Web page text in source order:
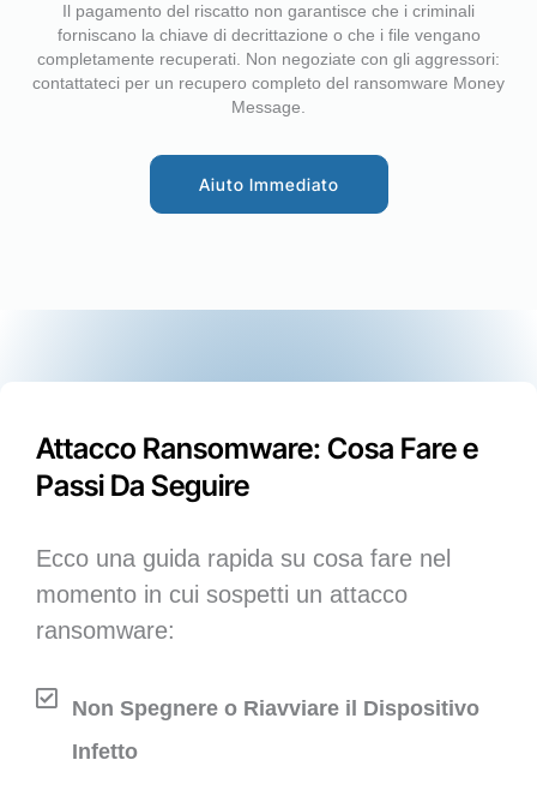
Il pagamento del riscatto non garantisce che i criminali
forniscano la chiave di decrittazione o che i file vengano
completamente recuperati. Non negoziate con gli aggressori:
contattateci per un recupero completo del ransomware Money
Message.
Aiuto Immediato
Attacco Ransomware: Cosa Fare e
Passi Da Seguire
Ecco una guida rapida su cosa fare nel
momento in cui sospetti un attacco
ransomware:
Non Spegnere o Riavviare il Dispositivo
Infetto